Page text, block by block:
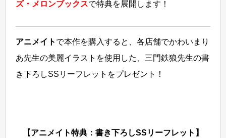
ズ・メロンブックスで特典を展開します！
アニメイト で本作を購入すると、各店舗でかわいまり
あ先生の美麗イラストを使用した、三門鉄狼先生の書
き下ろしSSリーフレットをプレゼント！
【アニメイト特典：書き下ろしSSリーフレット】